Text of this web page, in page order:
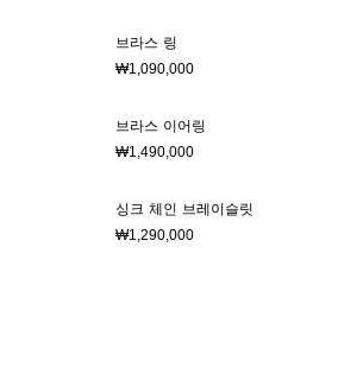
브라스 링
₩1,090,000
브라스 이어링
₩1,490,000
싱크 체인 브레이슬릿
₩1,290,000